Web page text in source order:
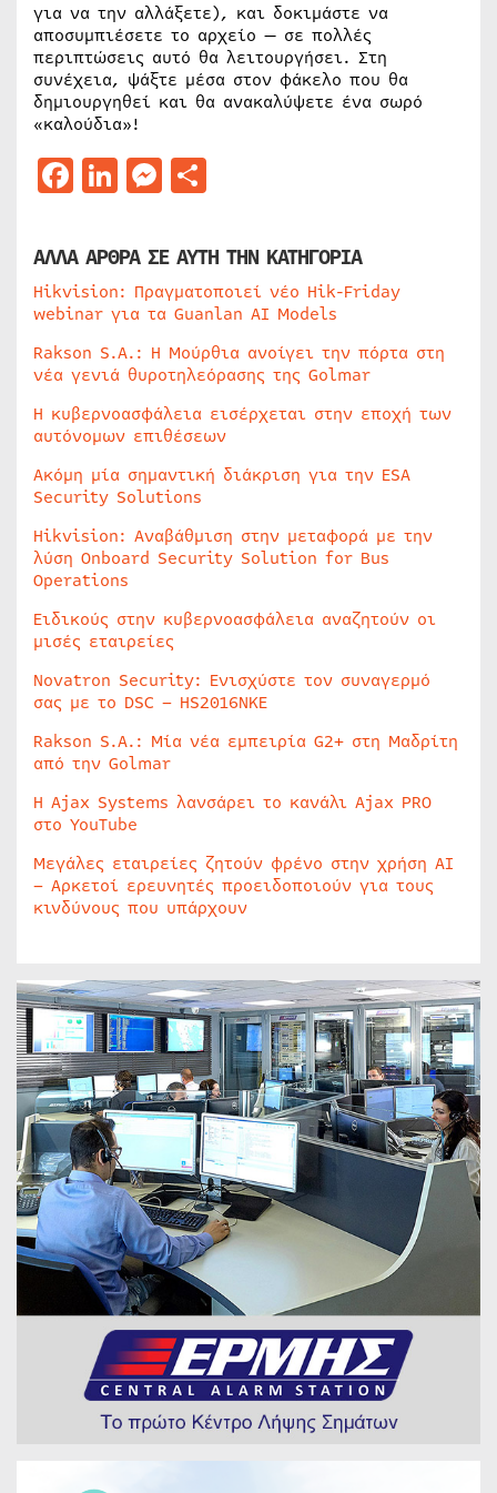
για να την αλλάξετε), και δοκιμάστε να
αποσυμπιέσετε το αρχείο — σε πολλές
περιπτώσεις αυτό θα λειτουργήσει. Στη
συνέχεια, ψάξτε μέσα στον φάκελο που θα
δημιουργηθεί και θα ανακαλύψετε ένα σωρό
«καλούδια»!
Facebook
LinkedIn
Messenger
ΑΛΛΑ ΑΡΘΡΑ ΣΕ ΑΥΤΗ ΤΗΝ ΚΑΤΗΓΟΡΙΑ
Hikvision: Πραγματοποιεί νέο Hik-Friday
webinar για τα Guanlan AI Models
Rakson S.A.: Η Μούρθια ανοίγει την πόρτα στη
νέα γενιά θυροτηλεόρασης της Golmar
Η κυβερνοασφάλεια εισέρχεται στην εποχή των
αυτόνομων επιθέσεων
Ακόμη μία σημαντική διάκριση για την ESA
Security Solutions
Hikvision: Αναβάθμιση στην μεταφορά με την
λύση Onboard Security Solution for Bus
Operations
Ειδικούς στην κυβερνοασφάλεια αναζητούν οι
μισές εταιρείες
Novatron Security: Ενισχύστε τον συναγερμό
σας με το DSC – HS2016NKE
Rakson S.A.: Μία νέα εμπειρία G2+ στη Μαδρίτη
από την Golmar
Η Ajax Systems λανσάρει το κανάλι Ajax PRO
στο YouTube
Μεγάλες εταιρείες ζητούν φρένο στην χρήση AI
– Αρκετοί ερευνητές προειδοποιούν για τους
κινδύνους που υπάρχουν